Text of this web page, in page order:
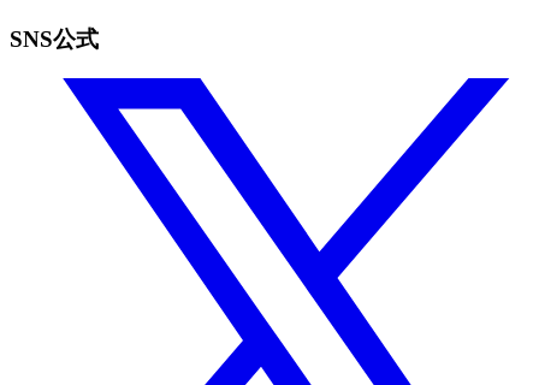
SNS公式